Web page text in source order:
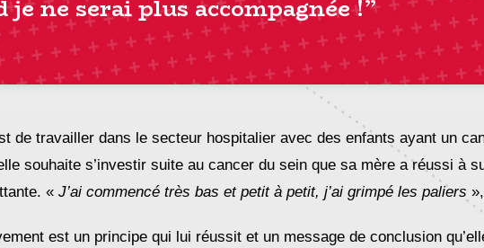
je ne serai plus accompagnée !”
de travailler dans le secteur hospitalier avec des enfants ayant un
souhaite s’investir suite au cancer du sein que sa mère a réussi à
« J’ai commencé très bas et petit à petit, j’ai grimpé les paliers
est un principe qui lui réussit et un message de conclusion